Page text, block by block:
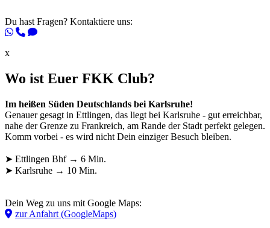
Du hast Fragen? Kontaktiere uns:
x
Wo ist Euer FKK Club?
Im heißen Süden Deutschlands bei Karlsruhe!
Genauer gesagt in Ettlingen, das liegt bei Karlsruhe - gut erreichbar,
nahe der Grenze zu Frankreich, am Rande der Stadt perfekt gelegen.
Komm vorbei - es wird nicht Dein einziger Besuch bleiben.
➤ Ettlingen Bhf → 6 Min.
➤ Karlsruhe → 10 Min.
Dein Weg zu uns mit Google Maps:
zur Anfahrt (GoogleMaps)